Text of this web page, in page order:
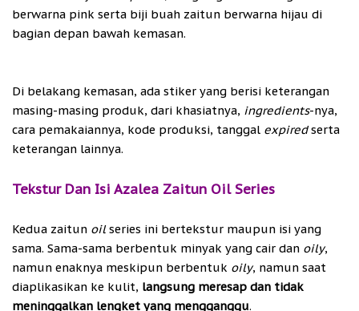
berwarna pink serta biji buah zaitun berwarna hijau di
bagian depan bawah kemasan.
Di belakang kemasan, ada stiker yang berisi keterangan
masing-masing produk, dari khasiatnya, ingredients-nya,
cara pemakaiannya, kode produksi, tanggal expiredserta
keterangan lainnya.
Tekstur Dan Isi Azalea Zaitun Oil Series
Kedua zaitun oilseries ini bertekstur maupun isi yang
sama. Sama-sama berbentuk minyak yang cair dan oily,
namun enaknya meskipun berbentuk oily, namun saat
diaplikasikan ke kulit, langsung meresap dan tidak
meninggalkan lengket yang mengganggu.